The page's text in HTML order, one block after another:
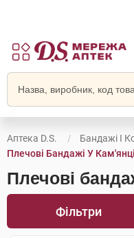
Аптека D.S. Бандажі І
Плечові Бандажі У Кам'янці
Плечові
Фільтри